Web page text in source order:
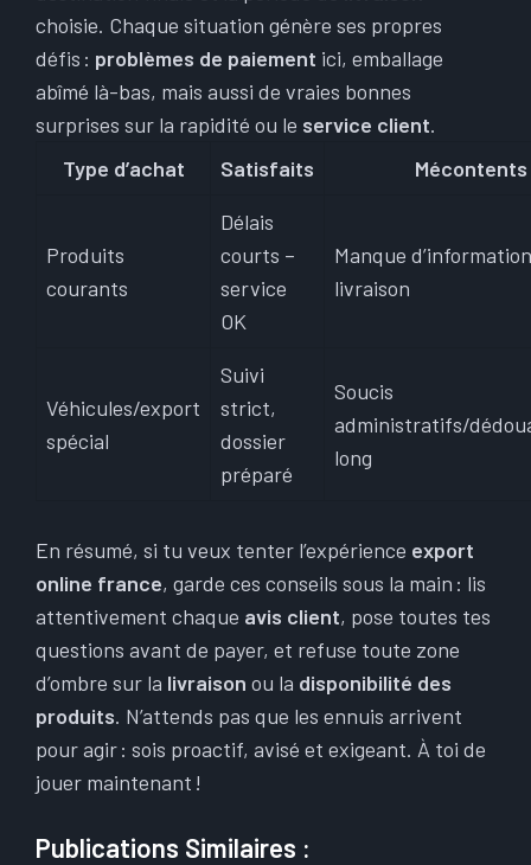
choisie. Chaque situation génère ses propres
défis : problèmes de paiement ici, emballage
abîmé là-bas, mais aussi de vraies bonnes
surprises sur la rapidité ou le service client.
Type d’achat
Satisfaits Mécontents
Produits
courants
Délais
courts –
service
OK
Manque
livraison
Véhicules/export
spécial
Suivi
strict,
dossier
préparé
Soucis
administratifs/
long
En résumé, si tu veux tenter l’expérience export
online france, garde ces conseils sous la main : lis
attentivement chaque avis client, pose toutes tes
questions avant de payer, et refuse toute zone
d’ombre sur la livraison ou la disponibilité des
produits. N’attends pas que les ennuis arrivent
pour agir : sois proactif, avisé et exigeant. À toi de
jouer maintenant !
Publications Similaires :